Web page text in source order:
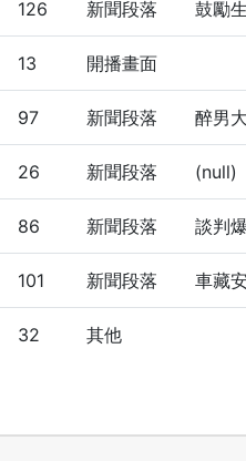
126 新聞段落 鼓勵
13 開播畫面
97 新聞段落 醉男
26 新聞段落 (null)
86 新聞段落 談判
101 新聞段落 車藏
32 其他